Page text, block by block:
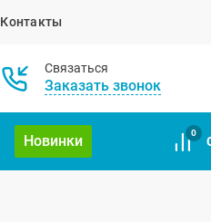
Контакты
Связаться
Заказать звонок
Новинки
0